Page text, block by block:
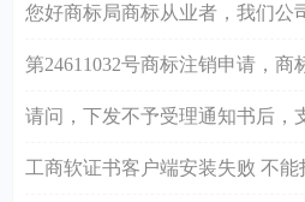
您好商标局商标从业者，我们公
第24611032号商标注销申请，商
请问，下发不予受理通知书后，
工商软证书客户端安装失败 不能